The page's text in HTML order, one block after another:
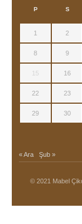
P S
1 2
8 9
15 16
22 23
29 30
« Ara Şub »
© 2021 Mabel